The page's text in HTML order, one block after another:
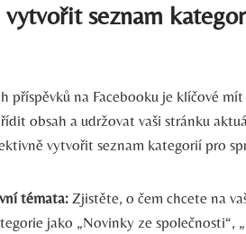
vytvořit seznam
příspěvků na Facebooku je klíčové
obsah a udržovat vaši stránku
vytvořit seznam kategorií pro
témata: Zjistěte, o čem chcete na
jako „Novinky ze společnosti“,